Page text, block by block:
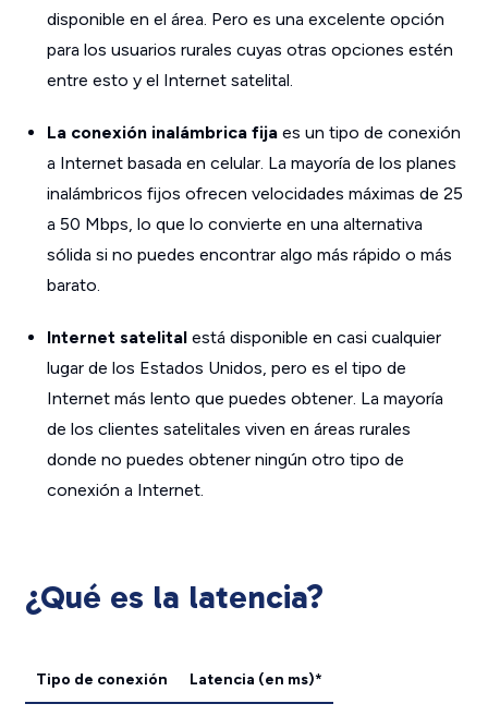
disponible en el área. Pero es una excelente opción
para los usuarios rurales cuyas otras opciones estén
entre esto y el Internet satelital.
La conexión inalámbrica fijaes un tipo de conexión
a Internet basada en celular. La mayoría de los planes
inalámbricos fijos ofrecen velocidades máximas de 25
a 50 Mbps, lo que lo convierte en una alternativa
sólida si no puedes encontrar algo más rápido o más
barato.
Internet satelitalestá disponible en casi cualquier
lugar de los Estados Unidos, pero es el tipo de
Internet más lento que puedes obtener. La mayoría
de los clientes satelitales viven en áreas rurales
donde no puedes obtener ningún otro tipo de
conexión a Internet.
¿Qué es la latencia?
Tipo de conexión Latencia (en ms)*